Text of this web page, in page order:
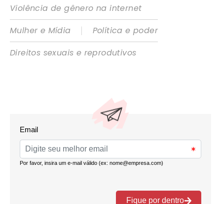
Violência de gênero na internet
Mulher e Mídia
|
Política e poder
Direitos sexuais e reprodutivos